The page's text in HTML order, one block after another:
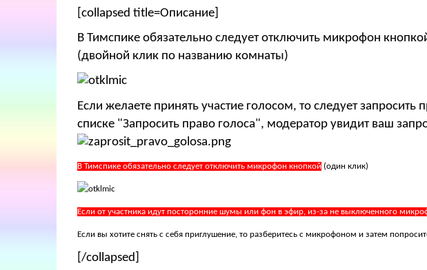
[collapsed title=Описание]
В Тимспике обязательно следует отключить микрофон
(двойной клик по названию комнаты)
Если желаете принять участие голосом, то следует
списке "Запросить право голоса", модератор увидит ваш
В Тимспике обязательно следует отключить микрофон кнопкой (один клик)
Если от участника идут посторонние шумы или фон в эфир, из-за не выключенного
Если вы хотите снять с себя приглушение, то разберитесь с микрофоном и затем
[/collapsed]